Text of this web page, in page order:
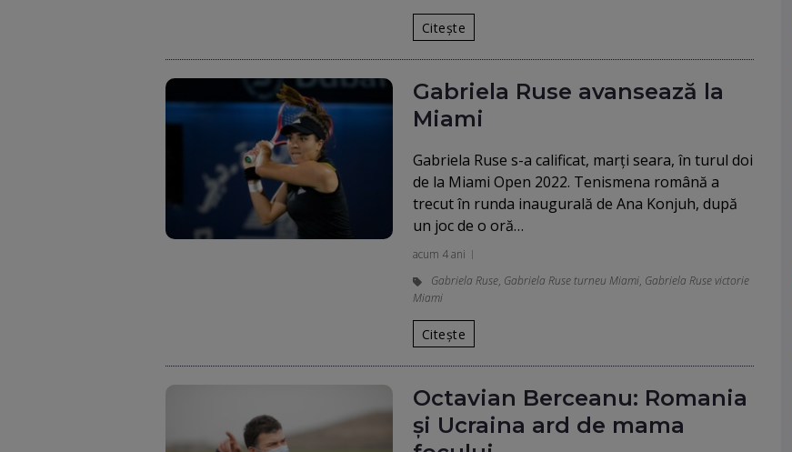
Citește
Gabriela Ruse avansează la
Miami
Gabriela Ruse s-a calificat, marți seara, în turul doi
de la Miami Open 2022. Tenismena română a
trecut în runda inaugurală de Ana Konjuh, după
un joc de o oră…
acum 4 ani
Gabriela Ruse, Gabriela Ruse turneu Miami, Gabriela Ruse victorie
Miami
Citește
Octavian Berceanu: Romania
şi Ucraina ard de mama